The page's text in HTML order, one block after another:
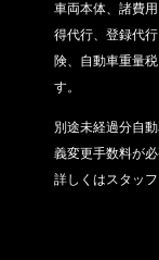
車両本体、諸費
得代行、登録代
険、自動車重量
す。
別途未経過分自
義変更手数料が必
詳しくはスタッ